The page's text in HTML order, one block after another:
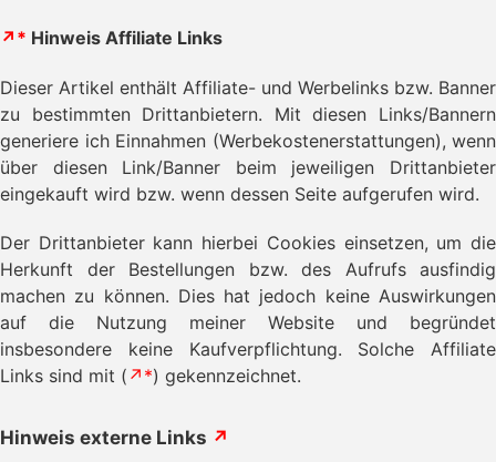
↗* Hinweis Affiliate Links
Dieser Artikel enthält Affiliate- und Werbelinks bzw. Banner
zu bestimmten Drittanbietern. Mit diesen Links/Bannern
generiere ich Einnahmen (Werbekostenerstattungen), wenn
über diesen Link/Banner beim jeweiligen Drittanbieter
eingekauft wird bzw. wenn dessen Seite aufgerufen wird.
Der Drittanbieter kann hierbei Cookies einsetzen, um die
Herkunft der Bestellungen bzw. des Aufrufs ausfindig
machen zu können. Dies hat jedoch keine Auswirkungen
auf die Nutzung meiner Website und begründet
insbesondere keine Kaufverpflichtung. Solche Affiliate
Links sind mit ( ↗*) gekennzeichnet.
Hinweis externe Links ↗